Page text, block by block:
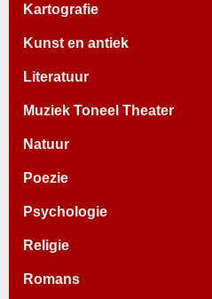
Kartografie
Kunst en antiek
Literatuur
Muziek Toneel Theater
Natuur
Poezie
Psychologie
Religie
Romans